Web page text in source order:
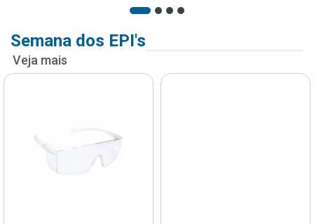
Semana dos EPI's
Veja mais